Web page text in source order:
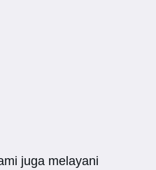
juga melayani